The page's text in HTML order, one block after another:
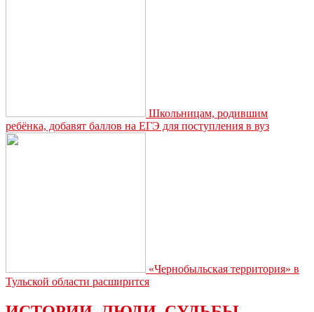
Школьницам, родившим
ребёнка, добавят баллов на ЕГЭ для поступления в вуз
«Чернобыльская территория» в
Тульской области расширится